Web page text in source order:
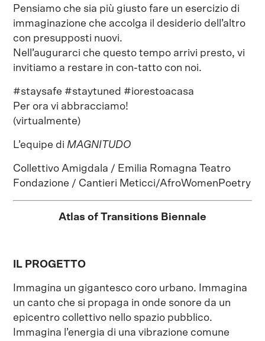
Pensiamo che sia più giusto fare un esercizio di
immaginazione che accolga il desiderio dell’altro
con presupposti nuovi.
Nell’augurarci che questo tempo arrivi presto, vi
invitiamo a restare in con-tatto con noi.
#staysafe #staytuned #iorestoacasa
Per ora vi abbracciamo!
(virtualmente)
L’equipe di MAGNITUDO
Collettivo Amigdala / Emilia Romagna Teatro
Fondazione / Cantieri Meticci/AfroWomenPoetry
Atlas of Transitions Biennale
IL PROGETTO
Immagina un gigantesco coro urbano. Immagina
un canto che si propaga in onde sonore da un
epicentro collettivo nello spazio pubblico.
Immagina l’energia di una vibrazione comune